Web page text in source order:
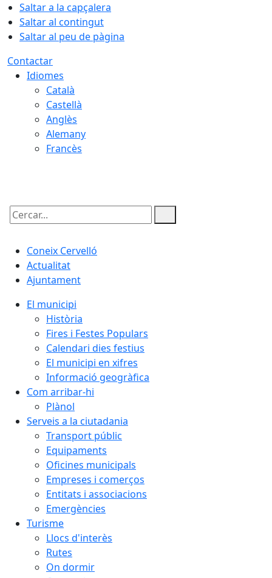
Saltar a la capçalera
Saltar al contingut
Saltar al peu de pàgina
Contactar
Idiomes
Català
Castellà
Anglès
Alemany
Francès
Cercar:
Coneix Cervelló
Actualitat
Ajuntament
El municipi
Història
Fires i Festes Populars
Calendari dies festius
El municipi en xifres
Informació geogràfica
Com arribar-hi
Plànol
Serveis a la ciutadania
Transport públic
Equipaments
Oficines municipals
Empreses i comerços
Entitats i associacions
Emergències
Turisme
Llocs d'interès
Rutes
On dormir